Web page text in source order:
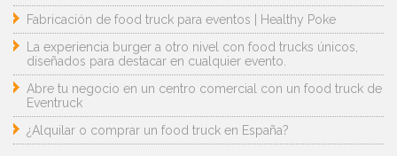
Fabricación de food truck para eventos | Healthy Poke
La experiencia burger a otro nivel con food trucks únicos,
diseñados para destacar en cualquier evento.
Abre tu negocio en un centro comercial con un food truck de
Eventruck
¿Alquilar o comprar un food truck en España?